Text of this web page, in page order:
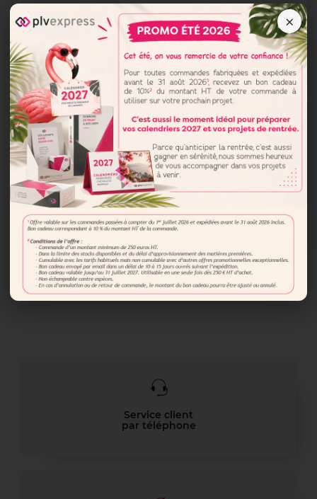
×
2 x 4 pages de garde
Papier :100 g - Offset Standard
Impression :
Recto : quadrichromie - changement dans
4 couleurs
Finition particulière :
Vernis sélectif couverture
commun aux 3 modèles
Conditionnement : cartons
Dispo dans notre atelier
Quantité : 37 livres en 3 modèles (20
English, 13 Russian et 4 Spanish)
Service client
par téléphone